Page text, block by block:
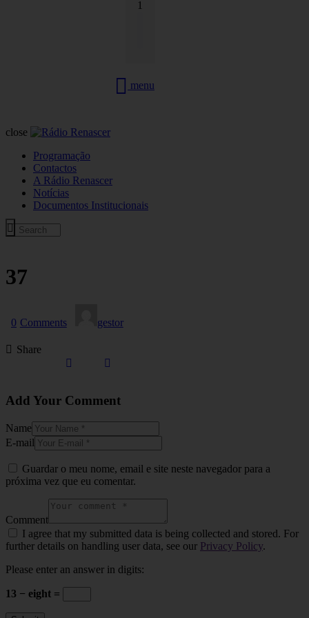
1
menu
close
Programação
Contactos
A Rádio Renascer
Notícias
Documentos Institucionais
37
0 Comments gestor
Share
Add Your Comment
Name
E-mail
Guardar o meu nome, email e site neste navegador para a
próxima vez que eu comentar.
Comment
I agree that my submitted data is being collected and stored. For
further details on handling user data, see our Privacy Policy.
Please enter an answer in digits:
13 − eight =